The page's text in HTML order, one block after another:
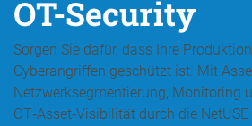
OT-Security
Sorgen Sie dafür, dass Ihre
Cyberangriffen geschützt ist. Mit
Netzwerksegmentierung, Monitoring
OT‑Asset‑Visibilität durch die